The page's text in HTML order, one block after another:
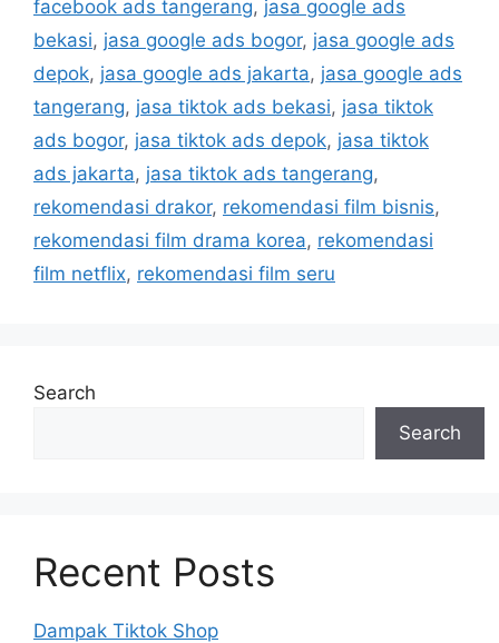
facebook ads tangerang, jasa google ads
bekasi, jasa google ads bogor, jasa google ads
depok, jasa google ads jakarta, jasa google ads
tangerang, jasa tiktok ads bekasi, jasa tiktok
ads bogor, jasa tiktok ads depok, jasa tiktok
ads jakarta, jasa tiktok ads tangerang,
rekomendasi drakor, rekomendasi film bisnis,
rekomendasi film drama korea, rekomendasi
film netflix, rekomendasi film seru
Search
Search
Recent Posts
Dampak Tiktok Shop